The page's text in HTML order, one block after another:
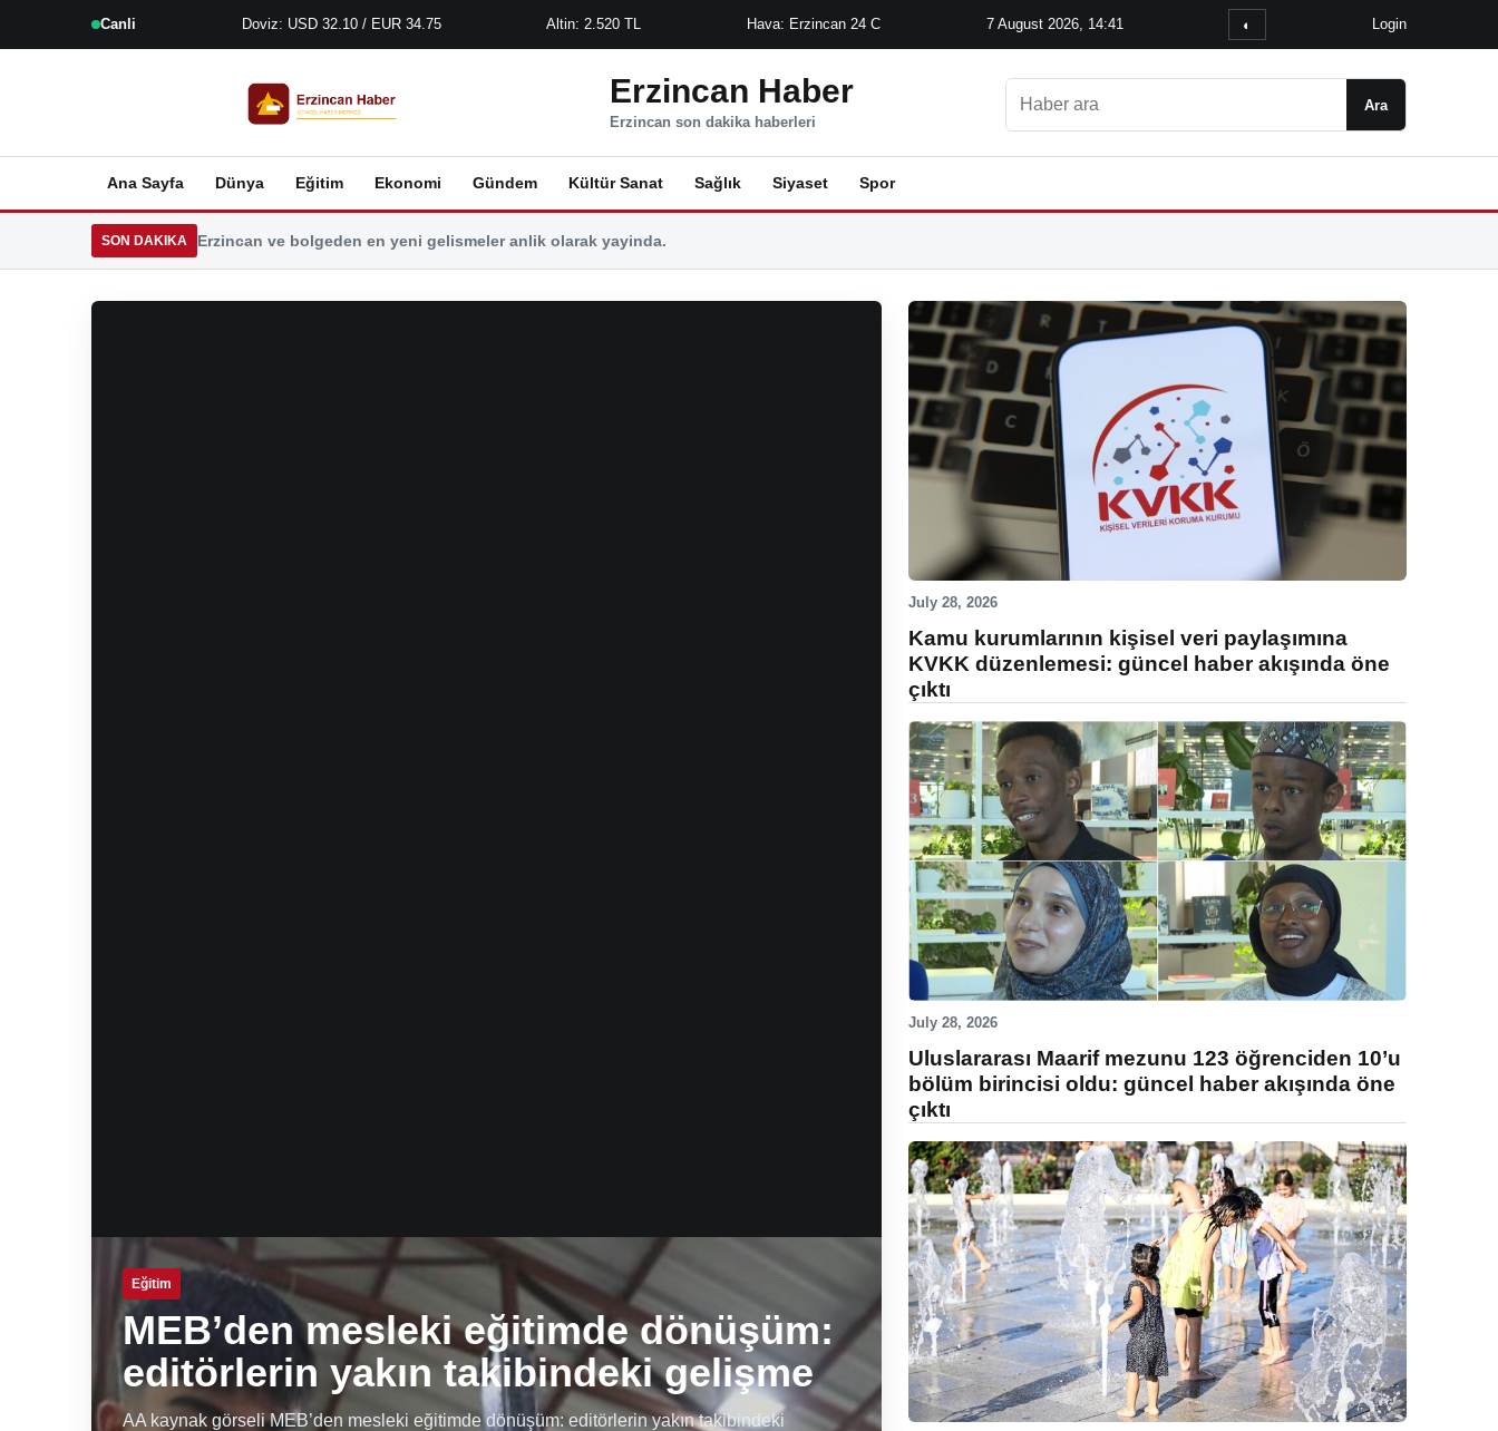
Canli Doviz: USD 32.10 / EUR 34.75 Altin: 2.520 TL Hava: Erzincan 24 C 7 August 2026, 14:41 ◐ Login
Erzincan Haber
Erzincan son dakika haberleri
Ara
Ana Sayfa Dünya Eğitim Ekonomi Gündem Kültür Sanat Sağlık Siyaset Spor
SON DAKIKA Erzincan ve bolgeden en yeni gelismeler anlik olarak yayinda.
Eğitim
MEB’den mesleki eğitimde dönüşüm:
editörlerin yakın takibindeki gelişme
AA kaynak görseli MEB’den mesleki eğitimde dönüşüm: editörlerin yakın takibindeki
July 28, 2026
Kamu kurumlarının kişisel veri paylaşımına
KVKK düzenlemesi: güncel haber akışında öne
çıktı
July 28, 2026
Uluslararası Maarif mezunu 123 öğrenciden 10’u
bölüm birincisi oldu: güncel haber akışında öne
çıktı